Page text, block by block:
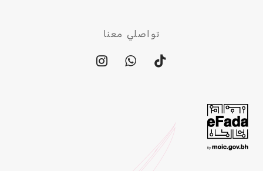
تواصلي معنا